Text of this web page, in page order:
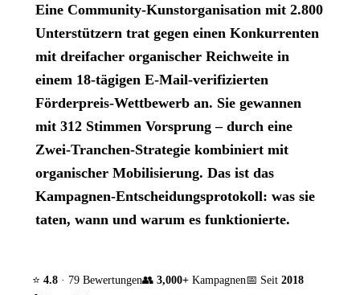
Eine Community-Kunstorganisation mit 2.800
Unterstützern trat gegen einen Konkurrenten
mit dreifacher organischer Reichweite in
einem 18-tägigen E-Mail-verifizierten
Förderpreis-Wettbewerb an. Sie gewannen
mit 312 Stimmen Vorsprung – durch eine
Zwei-Tranchen-Strategie kombiniert mit
organischer Mobilisierung. Das ist das
Kampagnen-Entscheidungsprotokoll: was sie
taten, wann und warum es funktionierte.
⭐ 4.8 · 79 Bewertungen👥 3,000+ Kampagnen📅 Seit 2018